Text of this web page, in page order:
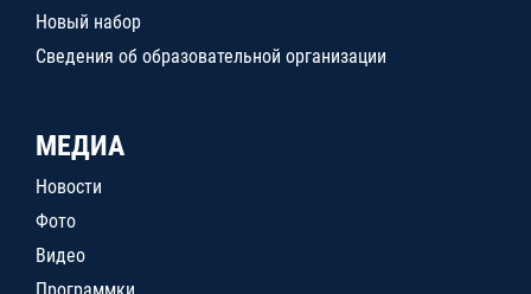
Новый набор
Сведения об образовательной организации
МЕДИА
Новости
Фото
Видео